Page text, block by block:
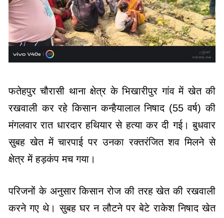
फतेहपुर चौरासी थाना क्षेत्र के भिखारीपुर गांव में खेत की
रखवाली कर रहे किसान कन्हैयालाल निषाद (55 वर्ष) की
मंगलवार रात धारदार हथियार से हत्या कर दी गई। बुधवार
सुबह खेत में चारपाई पर उनका रक्तरंजित शव मिलने से
क्षेत्र में हड़कंप मच गया।
परिजनों के अनुसार किसान रोज की तरह खेत की रखवाली
करने गए थे। सुबह घर न लौटने पर बेटे राकेश निषाद खेत